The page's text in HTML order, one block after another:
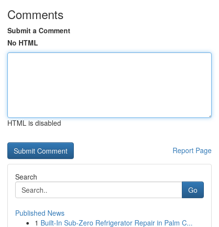
Comments
Submit a Comment
No HTML
HTML is disabled
Report Page
Search
Go
Published News
1 Built-In Sub-Zero Refrigerator Repair in Palm C...